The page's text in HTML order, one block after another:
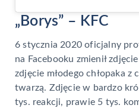
„Borys” – KFC
6 stycznia 2020 oficjalny
na Facebooku zmienił
zdjęcie młodego chłopaka z
twarzą. Zdjęcie w bardzo
tys. reakcji, prawie 5 tys.